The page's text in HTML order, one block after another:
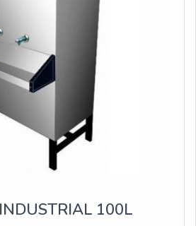
100L